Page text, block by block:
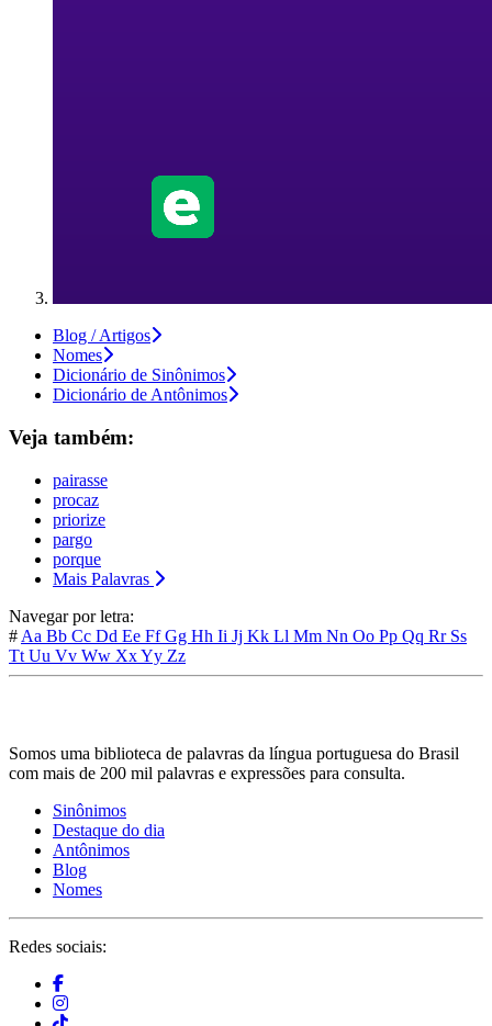
Blog / Artigos
Nomes
Dicionário de Sinônimos
Dicionário de Antônimos
Veja também:
pairasse
procaz
priorize
pargo
porque
Mais Palavras
Navegar por letra:
# Aa Bb Cc Dd Ee FfGg Hh Ii Jj Kk Ll Mm Nn Oo Pp Qq Rr Ss
Tt Uu Vv Ww XxYy Zz
Somos uma biblioteca de palavras da língua portuguesa do Brasil
com mais de 200 mil palavras e expressões para consulta.
Sinônimos
Destaque do dia
Antônimos
Blog
Nomes
Redes sociais: